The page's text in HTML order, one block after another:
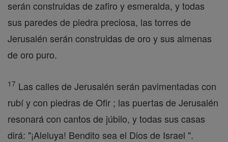
serán construidas de zafiro y esmeralda, y todas
sus paredes de piedra preciosa, las torres de
Jerusalén serán construidas de oro y sus almenas
de oro puro.
17 Las calles de Jerusalén serán pavimentadas con
rubí y con piedras de Ofir ; las puertas de Jerusalén
resonará con cantos de júbilo, y todas sus casas
dirá: "¡Aleluya! Bendito sea el Dios de Israel ".